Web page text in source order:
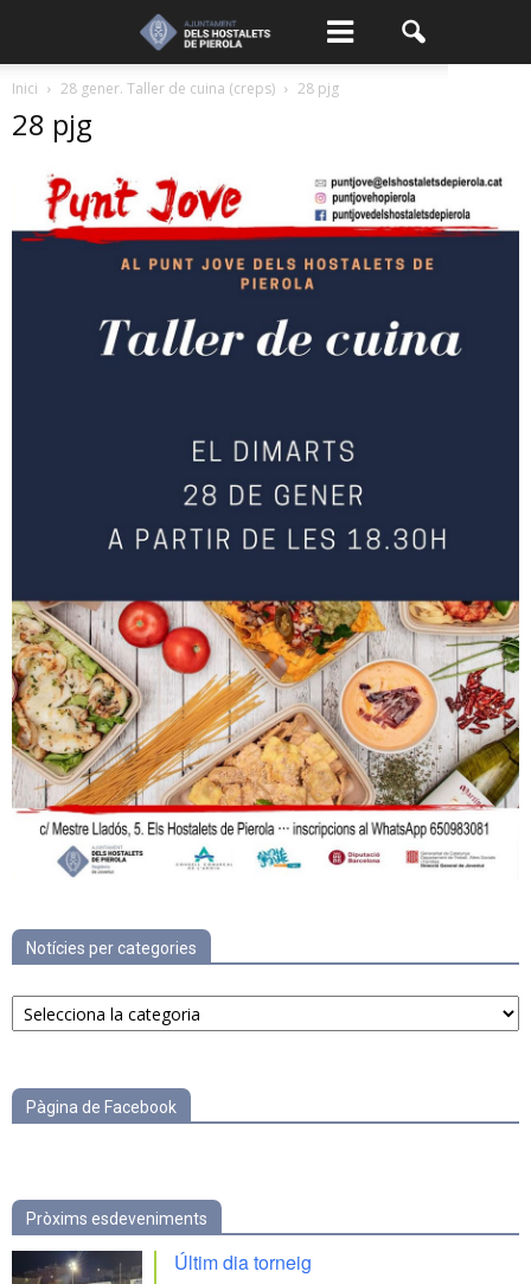
Inici 28 gener. Taller de cuina (creps) 28 pjg
28 pjg
Notícies per categories
Notícies
per
Pàgina de Facebook
Pròxims esdeveniments
Últim dia torneig